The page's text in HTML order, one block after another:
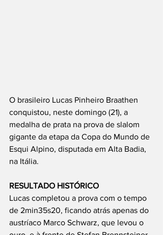
O brasileiro Lucas Pinheiro Braathen
conquistou, neste domingo (21), a
medalha de prata na prova de slalom
gigante da etapa da Copa do Mundo de
Esqui Alpino, disputada em Alta Badia,
na Itália.
RESULTADO HISTÓRICO
Lucas completou a prova com o tempo
de 2min35s20, ficando atrás apenas do
austríaco Marco Schwarz, que levou o